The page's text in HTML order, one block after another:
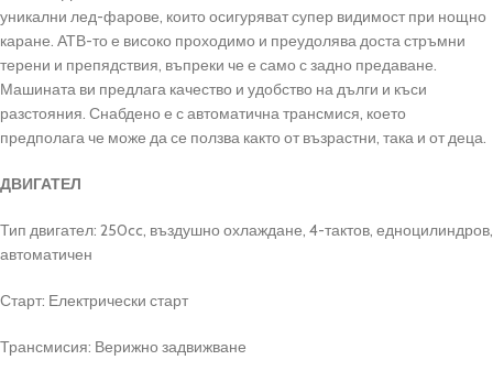
уникални лед-фарове, които осигуряват супер видимост при нощно
каране. АТВ-то е високо проходимо и преудолява доста стръмни
терени и препядствия, въпреки че е само с задно предаване.
Машината ви предлага качество и удобство на дълги и къси
разстояния. Снабдено е с автоматична трансмися, което
предполага че може да се ползва както от възрастни, така и от деца.
ДВИГАТЕЛ
Тип двигател: 250cc, въздушно охлаждане, 4-тактов, едноцилиндров,
автоматичен
Старт: Електрически старт
Трансмисия: Верижно задвижване